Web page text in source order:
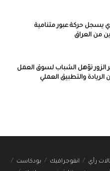
يسجل حركة عبور متنامية
من العراق
الزور تؤهل الشباب لسوق العمل
الريادة والتطبيق العملي
رأي انفوجرافيك
بودكاست